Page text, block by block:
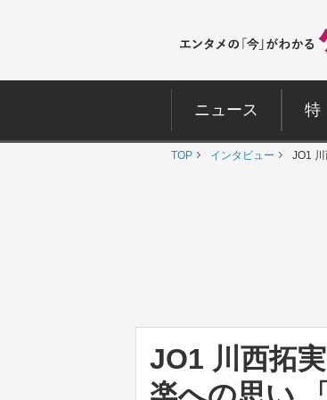
ニュース
TOP インタビュー JO1
JO1 川西拓